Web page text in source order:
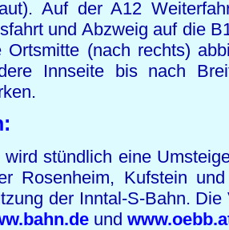
Auf der A12
und Abzweig auf die
Ortsmitte (nach rechts)
Innseite bis nach
wird stündlich eine
Rosenheim, Kufstein
der Inntal-S-Bahn.
und